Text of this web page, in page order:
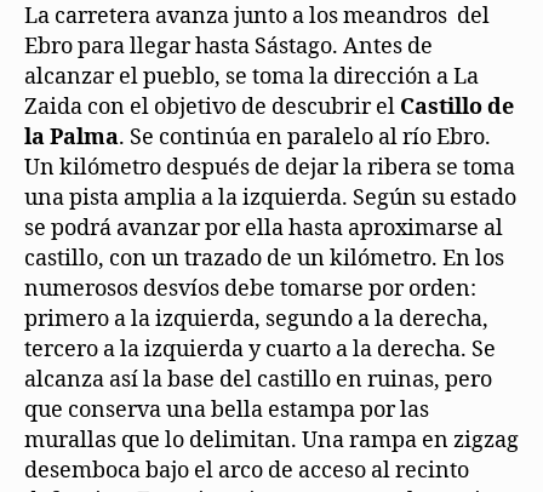
La carretera avanza junto a los meandros del
Ebro para llegar hasta Sástago. Antes de
alcanzar el pueblo, se toma la dirección a La
Zaida con el objetivo de descubrir el Castillo de
la Palma. Se continúa en paralelo al río Ebro.
Un kilómetro después de dejar la ribera se toma
una pista amplia a la izquierda. Según su estado
se podrá avanzar por ella hasta aproximarse al
castillo, con un trazado de un kilómetro. En los
numerosos desvíos debe tomarse por orden:
primero a la izquierda, segundo a la derecha,
tercero a la izquierda y cuarto a la derecha. Se
alcanza así la base del castillo en ruinas, pero
que conserva una bella estampa por las
murallas que lo delimitan. Una rampa en zigzag
desemboca bajo el arco de acceso al recinto